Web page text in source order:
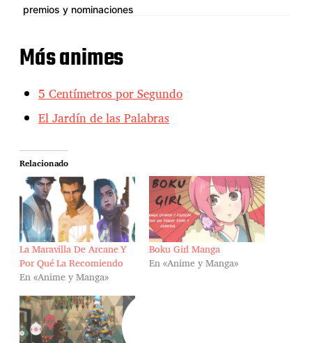
premios y nominaciones
Más animes
5 Centímetros por Segundo
El Jardín de las Palabras
Relacionado
La Maravilla De Arcane Y
Por Qué La Recomiendo
En «Anime y Manga»
Boku Girl Manga
En «Anime y Manga»